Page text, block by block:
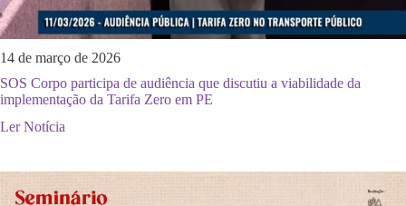
14 de março de 2026
SOS Corpo participa de audiência que discutiu a viabilidade da
implementação da Tarifa Zero em PE
Ler Notícia